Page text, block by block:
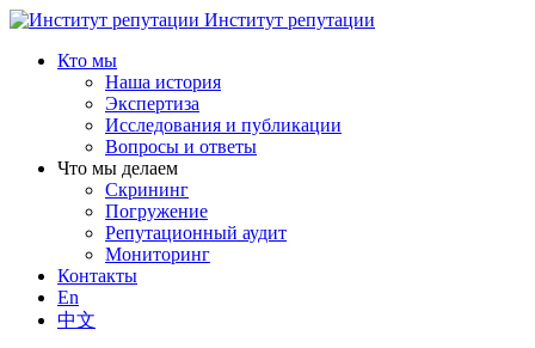
Институт репутации
Кто мы
Наша история
Экспертиза
Исследования и публикации
Вопросы и ответы
Что мы делаем
Скрининг
Погружение
Репутационный аудит
Мониторинг
Контакты
En
中文